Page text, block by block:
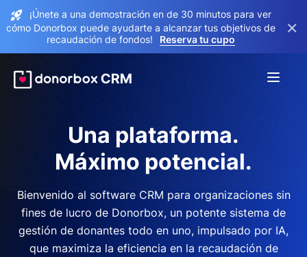
¡Únete a una demostración en de 30 minutos para ver
cómo Donorbox puede ayudarte a alcanzar tus objetivos de
recaudación de fondos!
Reserva tu cupo
×
Una plataforma.
Máximo potencial.
Bienvenido al software CRM para organizaciones sin
fines de lucro de Donorbox, un potente sistema de
gestión de donantes todo en uno, impulsado por IA,
que maximiza la eficiencia en la recaudación de